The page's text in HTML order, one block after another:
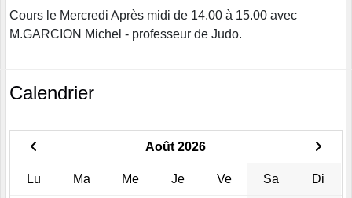
Cours le Mercredi Après midi de 14.00 à 15.00 avec
M.GARCION Michel - professeur de Judo.
Calendrier
Août 2026
Lu Ma Me Je Ve Sa Di